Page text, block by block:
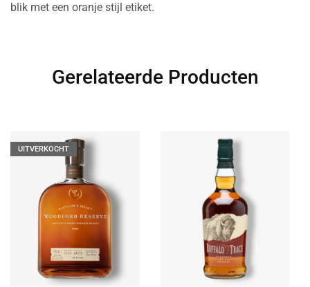
blik met een oranje stijl etiket.
Gerelateerde Producten
UITVERKOCHT